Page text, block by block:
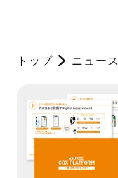
トップ ニュース